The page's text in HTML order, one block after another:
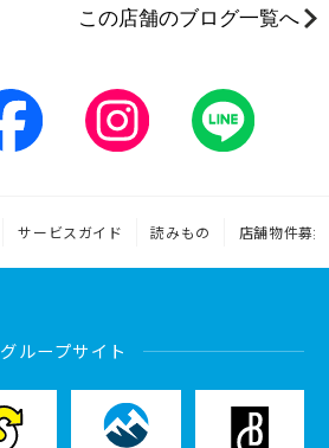
この店舗のブログ一覧へ
サービスガイド 読みもの 店舗物件募集
グループサイト